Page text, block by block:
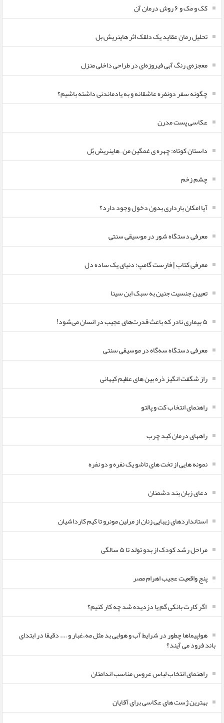
کک و مک و ۶ روش درمان آن
تحلیل رمان عقاید یک دلقک اثر هاینریش بل
معجزه‌ی رنگ آبی فیروزه‌ای در طراحی داخلی منزل
چگونه سفر دونفره عاشقانه و به یادماندنی داشته باشیم؟
عکاسی پست مدرن
داستان کوتاه: چهره ی غمگین من – هاینریش بُل
چشم زخم
آیا امکان بارداری بدون دخول وجود دارد؟
معرفی دستگاه شور در موسیقی سنتی
معرفی کتاب | فارست گامپ؛ دنیای یک ساده دل
تعیین جنسیت جنین به سبک ابن سینا
۵ بیماری نادر که باعث قدرت‌های عجیب در انسان می‌شود!
معرفی دستگاه سه‌گاه در موسیقی سنتی
راز شگفت انگیز ذره بین های عظیم کیهانی
راهنمای انتخاب کت و پالتو
راههای درمان کبد چرب
نمونه هایی از تخت های تاشو یک نفره و دو نفره
دعای زبان بند دشمنان
استانداردهای زیبایی زنان از مرلین مونرو تا کیم کارداشیان
مراحل رشد کودک از بدو تولد تا ۵ سالگی
پنج واقعیت عجیب اهرام مصر
اگر کارت بانکی گم یا دزدیده شد چه کار کنیم؟
هواپیماها چطور در شرایط آب و هوایی بد مثل مه،غبار و …. دقیقا در ابتدای
باند فرود می آیند؟
راهنمای انتخاب لباس عروس مناسب اندامتان
بهترین ژست های عکاسی برای آقایان